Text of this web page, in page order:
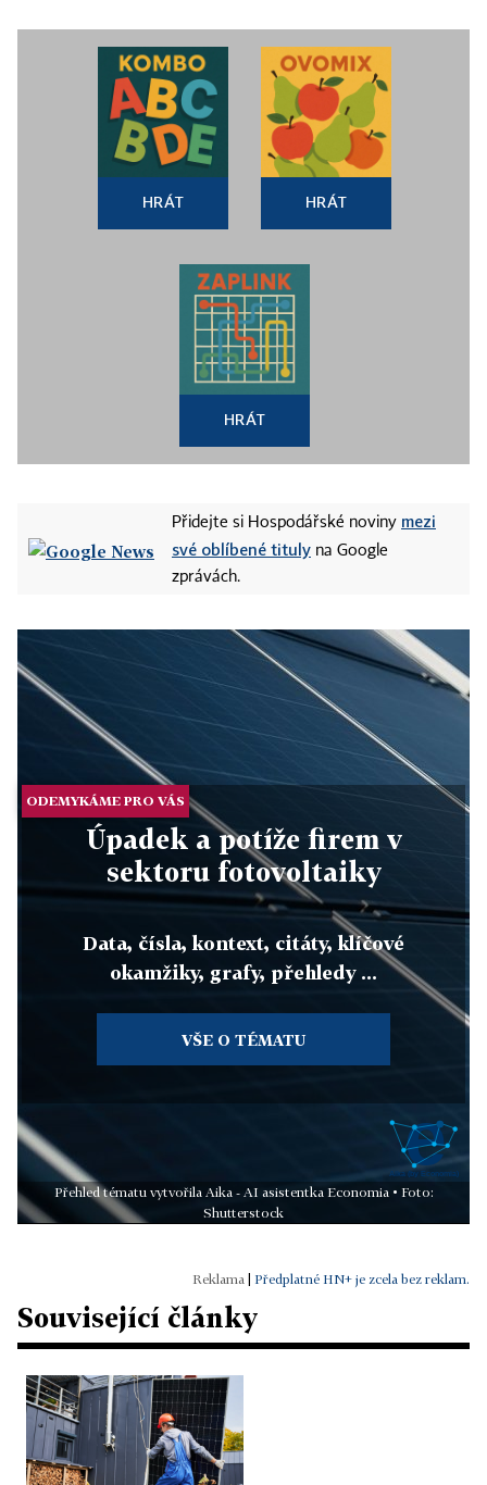
HRÁT HRÁT
HRÁT
Přidejte si Hospodářské noviny mezi
své oblíbené tituly na Google
zprávách.
ODEMYKÁME PRO VÁS
Úpadek a potíže firem v
sektoru fotovoltaiky
Data, čísla, kontext, citáty, klíčové
okamžiky, grafy, přehledy ...
VŠE O TÉMATU
Přehled tématu vytvořila Aika - AI asistentka Economia • Foto:
Shutterstock
Předplatné HN+ je zcela bez reklam.
Související články